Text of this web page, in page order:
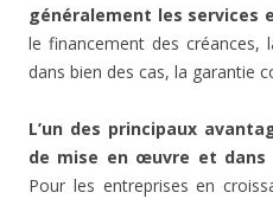
généralement les services
le financement des créances,
dans bien des cas, la garantie
L’un des principaux
de mise en œuvre et dans
Pour les entreprises en